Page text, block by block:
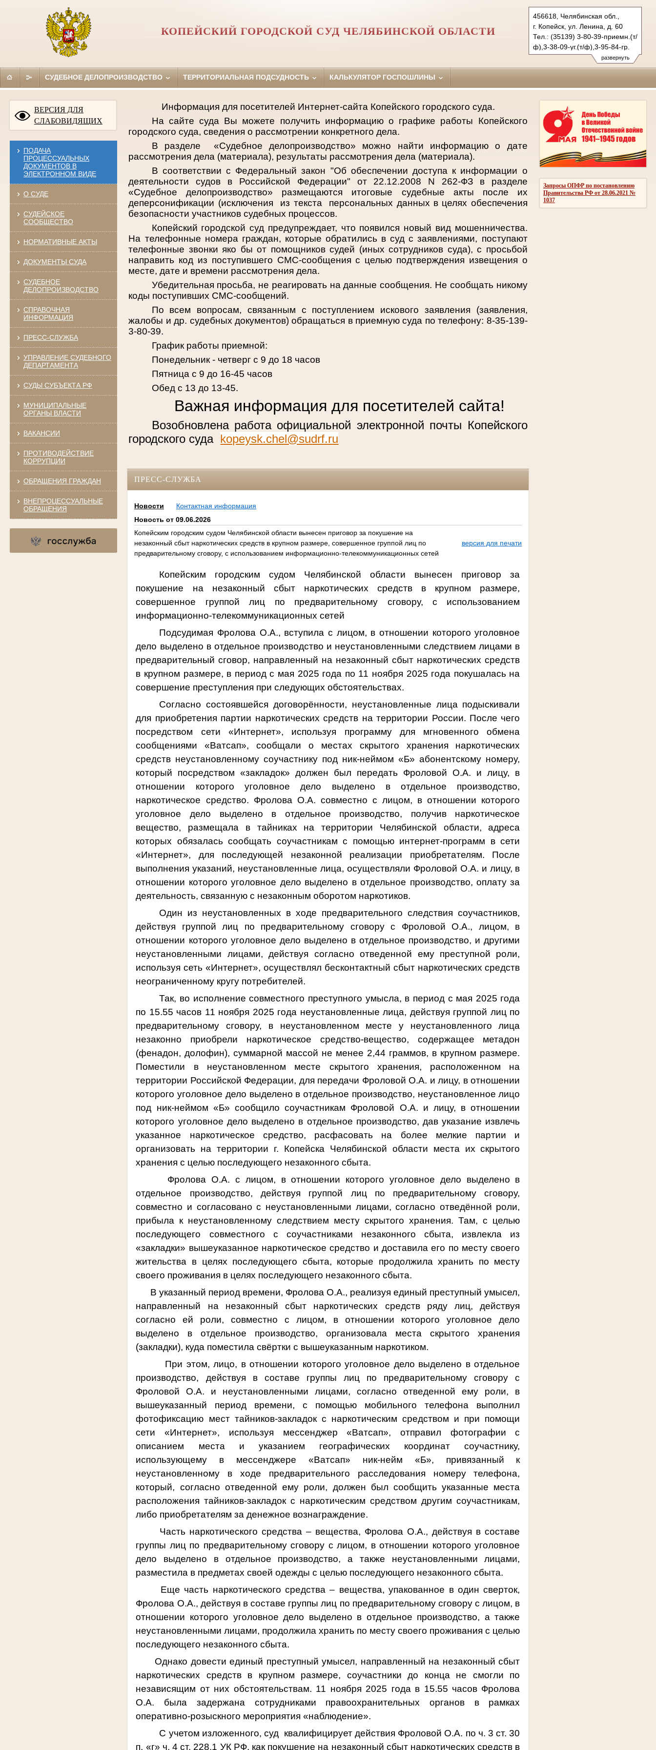
развернуть
456618, Челябинская обл.,
г. Копейск, ул. Ленина, д. 60
Тел.: (35139) 3-80-39-приемн.(т/
ф),3-38-09-уг.(т/ф),3-95-84-гр.
kopeysk.chel@sudrf.ru
КОПЕЙСКИЙ ГОРОДСКОЙ СУД ЧЕЛЯБИНСКОЙ ОБЛАСТИ
СУДЕБНОЕ ДЕЛОПРОИЗВОДСТВО ТЕРРИТОРИАЛЬНАЯ ПОДСУДНОСТЬ КАЛЬКУЛЯТОР ГОСПОШЛИНЫ
ВЕРСИЯ ДЛЯ
СЛАБОВИДЯЩИХ
ПОДАЧА
ПРОЦЕССУАЛЬНЫХ
ДОКУМЕНТОВ В
ЭЛЕКТРОННОМ ВИДЕ
О СУДЕ
СУДЕЙСКОЕ
СООБЩЕСТВО
НОРМАТИВНЫЕ АКТЫ
ДОКУМЕНТЫ СУДА
СУДЕБНОЕ
ДЕЛОПРОИЗВОДСТВО
СПРАВОЧНАЯ
ИНФОРМАЦИЯ
ПРЕСС-СЛУЖБА
УПРАВЛЕНИЕ СУДЕБНОГО
ДЕПАРТАМЕНТА
СУДЫ СУБЪЕКТА РФ
МУНИЦИПАЛЬНЫЕ
ОРГАНЫ ВЛАСТИ
ВАКАНСИИ
ПРОТИВОДЕЙСТВИЕ
КОРРУПЦИИ
ОБРАЩЕНИЯ ГРАЖДАН
ВНЕПРОЦЕССУАЛЬНЫЕ
ОБРАЩЕНИЯ
Запросы ОПФР по постановлению
Правительства РФ от 28.06.2021 №
1037
Информация для посетителей Интернет-сайта Копейского городского суда.
На сайте суда Вы можете получить информацию о графике работы Копейского
городского суда, сведения о рассмотрении конкретного дела.
В разделе «Судебное делопроизводство» можно найти информацию о дате
рассмотрения дела (материала), результаты рассмотрения дела (материала).
В соответствии с Федеральный закон "Об обеспечении доступа к информации о
деятельности судов в Российской Федерации" от 22.12.2008 N 262-ФЗ в разделе
«Судебное делопроизводство» размещаются итоговые судебные акты после их
деперсонификации (исключения из текста персональных данных в целях обеспечения
безопасности участников судебных процессов.
Копейский городской суд предупреждает, что появился новый вид мошенничества.
На телефонные номера граждан, которые обратились в суд с заявлениями, поступают
телефонные звонки яко бы от помощников судей (иных сотрудников суда), с просьбой
направить код из поступившего СМС-сообщения с целью подтверждения извещения о
месте, дате и времени рассмотрения дела.
Убедительная просьба, не реагировать на данные сообщения. Не сообщать никому
коды поступивших СМС-сообщений.
По всем вопросам, связанным с поступлением искового заявления (заявления,
жалобы и др. судебных документов) обращаться в приемную суда по телефону: 8-35-139-
3-80-39.
График работы приемной:
Понедельник - четверг с 9 до 18 часов
Пятница с 9 до 16-45 часов
Обед с 13 до 13-45.
Важная информация для посетителей сайта!
Возобновлена работа официальной электронной почты Копейского
городского суда kopeysk.chel@sudrf.ru
ПРЕСС-СЛУЖБА
Новости
Контактная информация
Новость от 09.06.2026
Копейским городским судом Челябинской области вынесен приговор за покушение на
незаконный сбыт наркотических средств в крупном размере, совершенное группой лиц по
предварительному сговору, с использованием информационно-телекоммуникационных сетей
версия для печати
Копейским городским судом Челябинской области вынесен приговор за
покушение на незаконный сбыт наркотических средств в крупном размере,
совершенное группой лиц по предварительному сговору, с использованием
информационно-телекоммуникационных сетей
Подсудимая Фролова О.А., вступила с лицом, в отношении которого уголовное
дело выделено в отдельное производство и неустановленными следствием лицами в
предварительный сговор, направленный на незаконный сбыт наркотических средств
в крупном размере, в период с мая 2025 года по 11 ноября 2025 года покушалась на
совершение преступления при следующих обстоятельствах.
Согласно состоявшейся договорённости, неустановленные лица подыскивали
для приобретения партии наркотических средств на территории России. После чего
посредством сети «Интернет», используя программу для мгновенного обмена
сообщениями «Ватсап», сообщали о местах скрытого хранения наркотических
средств неустановленному соучастнику под ник-неймом «Б» абонентскому номеру,
который посредством «закладок» должен был передать Фроловой О.А. и лицу, в
отношении которого уголовное дело выделено в отдельное производство,
наркотическое средство. Фролова О.А. совместно с лицом, в отношении которого
уголовное дело выделено в отдельное производство, получив наркотическое
вещество, размещала в тайниках на территории Челябинской области, адреса
которых обязалась сообщать соучастникам с помощью интернет-программ в сети
«Интернет», для последующей незаконной реализации приобретателям. После
выполнения указаний, неустановленные лица, осуществляли Фроловой О.А. и лицу, в
отношении которого уголовное дело выделено в отдельное производство, оплату за
деятельность, связанную с незаконным оборотом наркотиков.
Один из неустановленных в ходе предварительного следствия соучастников,
действуя группой лиц по предварительному сговору с Фроловой О.А., лицом, в
отношении которого уголовное дело выделено в отдельное производство, и другими
неустановленными лицами, действуя согласно отведенной ему преступной роли,
используя сеть «Интернет», осуществлял бесконтактный сбыт наркотических средств
неограниченному кругу потребителей.
Так, во исполнение совместного преступного умысла, в период с мая 2025 года
по 15.55 часов 11 ноября 2025 года неустановленные лица, действуя группой лиц по
предварительному сговору, в неустановленном месте у неустановленного лица
незаконно приобрели наркотическое средство-вещество, содержащее метадон
(фенадон, долофин), суммарной массой не менее 2,44 граммов, в крупном размере.
Поместили в неустановленном месте скрытого хранения, расположенном на
территории Российской Федерации, для передачи Фроловой О.А. и лицу, в отношении
которого уголовное дело выделено в отдельное производство, неустановленное лицо
под ник-неймом «Б» сообщило соучастникам Фроловой О.А. и лицу, в отношении
которого уголовное дело выделено в отдельное производство, дав указание извлечь
указанное наркотическое средство, расфасовать на более мелкие партии и
организовать на территории г. Копейска Челябинской области места их скрытого
хранения с целью последующего незаконного сбыта.
Фролова О.А. с лицом, в отношении которого уголовное дело выделено в
отдельное производство, действуя группой лиц по предварительному сговору,
совместно и согласовано с неустановленными лицами, согласно отведённой роли,
прибыла к неустановленному следствием месту скрытого хранения. Там, с целью
последующего совместного с соучастниками незаконного сбыта, извлекла из
«закладки» вышеуказанное наркотическое средство и доставила его по месту своего
жительства в целях последующего сбыта, которые продолжила хранить по месту
своего проживания в целях последующего незаконного сбыта.
В указанный период времени, Фролова О.А., реализуя единый преступный умысел,
направленный на незаконный сбыт наркотических средств ряду лиц, действуя
согласно ей роли, совместно с лицом, в отношении которого уголовное дело
выделено в отдельное производство, организовала места скрытого хранения
(закладки), куда поместила свёртки с вышеуказанным наркотиком.
При этом, лицо, в отношении которого уголовное дело выделено в отдельное
производство, действуя в составе группы лиц по предварительному сговору с
Фроловой О.А. и неустановленными лицами, согласно отведенной ему роли, в
вышеуказанный период времени, с помощью мобильного телефона выполнил
фотофиксацию мест тайников-закладок с наркотическим средством и при помощи
сети «Интернет», используя мессенджер «Ватсап», отправил фотографии с
описанием места и указанием географических координат соучастнику,
использующему в мессенджере «Ватсап» ник-нейм «Б», привязанный к
неустановленному в ходе предварительного расследования номеру телефона,
который, согласно отведенной ему роли, должен был сообщить указанные места
расположения тайников-закладок с наркотическим средством другим соучастникам,
либо приобретателям за денежное вознаграждение.
Часть наркотического средства – вещества, Фролова О.А., действуя в составе
группы лиц по предварительному сговору с лицом, в отношении которого уголовное
дело выделено в отдельное производство, а также неустановленными лицами,
разместила в предметах своей одежды с целью последующего незаконного сбыта.
Еще часть наркотического средства – вещества, упакованное в один сверток,
Фролова О.А., действуя в составе группы лиц по предварительному сговору с лицом, в
отношении которого уголовное дело выделено в отдельное производство, а также
неустановленными лицами, продолжила хранить по месту своего проживания с целью
последующего незаконного сбыта.
Однако довести единый преступный умысел, направленный на незаконный сбыт
наркотических средств в крупном размере, соучастники до конца не смогли по
независящим от них обстоятельствам. 11 ноября 2025 года в 15.55 часов Фролова
О.А. была задержана сотрудниками правоохранительных органов в рамках
оперативно-розыскного мероприятия «наблюдение».
С учетом изложенного, суд квалифицирует действия Фроловой О.А. по ч. 3 ст. 30
п. «г» ч. 4 ст. 228.1 УК РФ, как покушение на незаконный сбыт наркотических средств в